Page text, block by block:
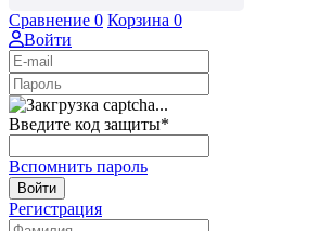
Сравнение 0 Корзина 0
Войти
Введите код защиты*
Вспомнить пароль
Войти
Регистрация